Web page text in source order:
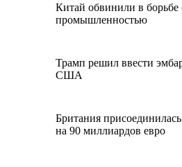
Китай обвинили в борьбе
промышленностью
Трамп решил ввести
США
Британия
на 90 миллиардов евро